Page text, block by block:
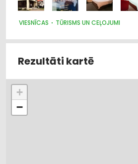
VIESNĪCAS TŪRISMS UN CEĻOJUMI
Rezultāti kartē
+
−